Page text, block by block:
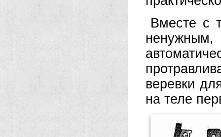
Вместе с
веревки
на теле